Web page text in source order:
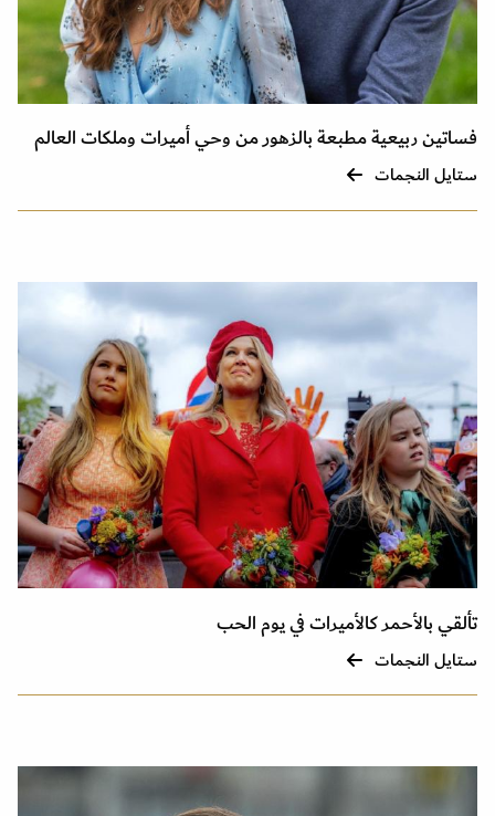
فساتين ربيعية مطبعة بالزهور من وحي أميرات وملكات العالم
ستايل النجمات
تألقي بالأحمر كالأميرات في يوم الحب
ستايل النجمات